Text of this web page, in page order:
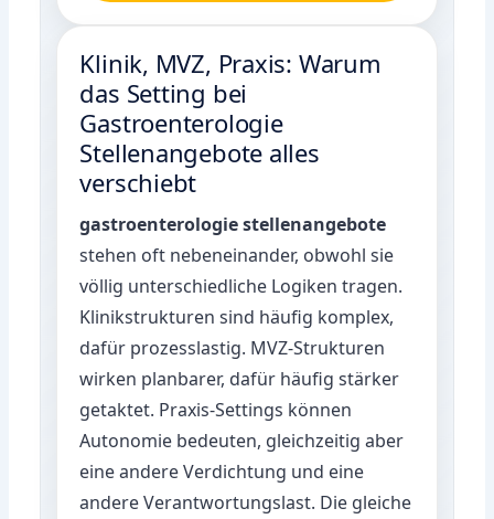
Klinik, MVZ, Praxis: Warum
das Setting bei
Gastroenterologie
Stellenangebote alles
verschiebt
gastroenterologie stellenangebote
stehen oft nebeneinander, obwohl sie
völlig unterschiedliche Logiken tragen.
Klinikstrukturen sind häufig komplex,
dafür prozesslastig. MVZ-Strukturen
wirken planbarer, dafür häufig stärker
getaktet. Praxis-Settings können
Autonomie bedeuten, gleichzeitig aber
eine andere Verdichtung und eine
andere Verantwortungslast. Die gleiche